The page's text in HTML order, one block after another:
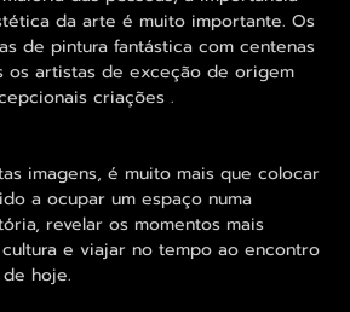
da arte é muito importante. Os
de pintura fantástica com centenas
os artistas de exceção de origem
criações .
imagens, é muito mais que colocar
a ocupar um espaço numa
revelar os momentos mais
e viajar no tempo ao encontro
hoje.